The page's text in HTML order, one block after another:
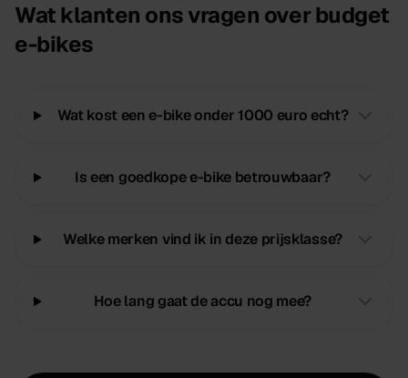
Wat klanten ons vragen over budget
e-bikes
Wat kost een e-bike onder 1000 euro echt?
Is een goedkope e-bike betrouwbaar?
Welke merken vind ik in deze prijsklasse?
Hoe lang gaat de accu nog mee?